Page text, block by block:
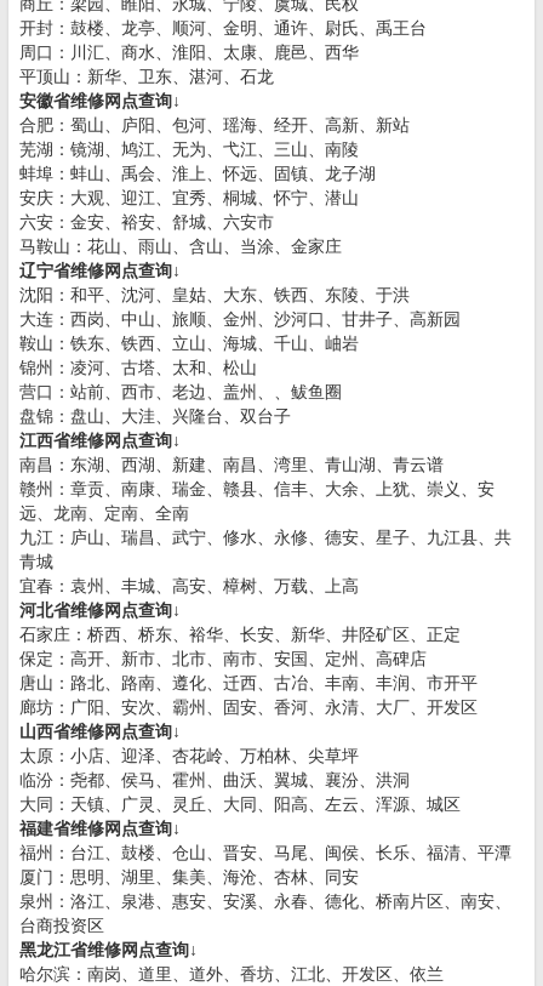
开封：鼓楼、龙亭、顺河、金明、通许、尉氏、禹王台
周口：川汇、商水、淮阳、太康、鹿邑、西华
平顶山：新华、卫东、湛河、石龙
安徽省维修网点查询↓
合肥：蜀山、庐阳、包河、瑶海、经开、高新、新站
芜湖：镜湖、鸠江、无为、弋江、三山、南陵
蚌埠：蚌山、禹会、淮上、怀远、固镇、龙子湖
安庆：大观、迎江、宜秀、桐城、怀宁、潜山
六安：金安、裕安、舒城、六安市
马鞍山：花山、雨山、含山、当涂、金家庄
辽宁省维修网点查询↓
沈阳：和平、沈河、皇姑、大东、铁西、东陵、于洪
大连：西岗、中山、旅顺、金州、沙河口、甘井子、高新园
鞍山：铁东、铁西、立山、海城、千山、岫岩
锦州：凌河、古塔、太和、松山
营口：站前、西市、老边、盖州、、鲅鱼圈
盘锦：盘山、大洼、兴隆台、双台子
江西省维修网点查询↓
南昌：东湖、西湖、新建、南昌、湾里、青山湖、青云谱
赣州：章贡、南康、瑞金、赣县、信丰、大余、上犹、崇义、安
远、龙南、定南、全南
九江：庐山、瑞昌、武宁、修水、永修、德安、星子、九江县、共
青城
宜春：袁州、丰城、高安、樟树、万载、上高
河北省维修网点查询↓
石家庄：桥西、桥东、裕华、长安、新华、井陉矿区、正定
保定：高开、新市、北市、南市、安国、定州、高碑店
唐山：路北、路南、遵化、迁西、古冶、丰南、丰润、市开平
廊坊：广阳、安次、霸州、固安、香河、永清、大厂、开发区
山西省维修网点查询↓
太原：小店、迎泽、杏花岭、万柏林、尖草坪
临汾：尧都、侯马、霍州、曲沃、翼城、襄汾、洪洞
大同：天镇、广灵、灵丘、大同、阳高、左云、浑源、城区
福建省维修网点查询↓
福州：台江、鼓楼、仓山、晋安、马尾、闽侯、长乐、福清、平潭
厦门：思明、湖里、集美、海沧、杏林、同安
泉州：洛江、泉港、惠安、安溪、永春、德化、桥南片区、南安、
台商投资区
黑龙江省维修网点查询↓
哈尔滨：南岗、道里、道外、香坊、江北、开发区、依兰